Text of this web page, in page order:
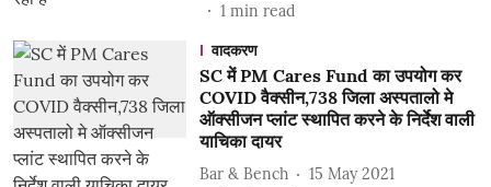
1 min read
वादकरण
SC में PM Cares Fund का उपयोग कर
COVID वैक्सीन,738 जिला अस्पतालो मे
ऑक्सीजन प्लांट स्थापित करने के निर्देश वाली
याचिका दायर
Bar & Bench
15 May 2021